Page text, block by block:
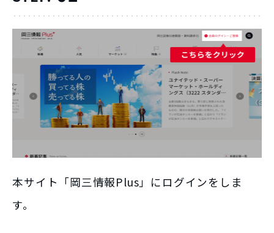
本サイト「岡三情報Plus」にログインをしま
す。